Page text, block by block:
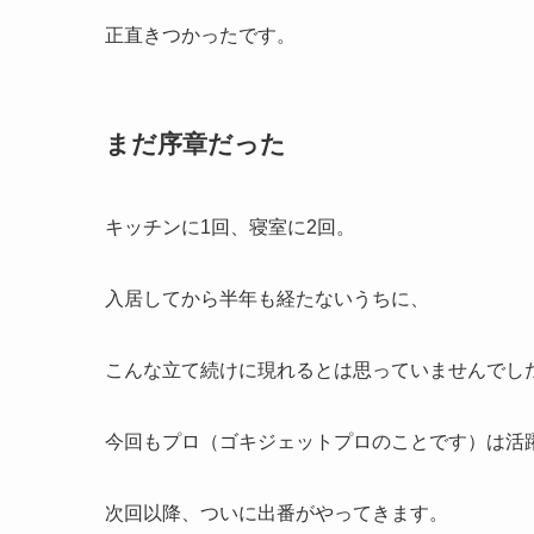
正直きつかったです。
まだ序章だった
キッチンに1回、寝室に2回。
入居してから半年も経たないうちに、
こんな立て続けに現れるとは思っていませんでし
今回もプロ（ゴキジェットプロのことです）は活
次回以降、ついに出番がやってきます。